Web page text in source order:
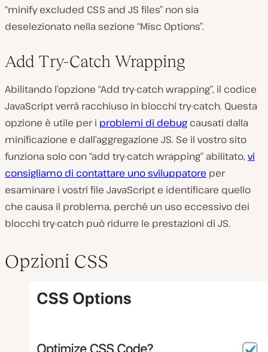
“minify excluded CSS and JS files” non sia
deselezionato nella sezione “Misc Options”.
Add Try-Catch Wrapping
Abilitando l’opzione “Add try-catch wrapping”, il codice
JavaScript verrà racchiuso in blocchi try-catch. Questa
opzione è utile per i problemi di debug causati dalla
minificazione e dall’aggregazione JS. Se il vostro sito
funziona solo con “add try-catch wrapping” abilitato, vi
consigliamo di contattare uno sviluppatore per
esaminare i vostri file JavaScript e identificare quello
che causa il problema, perché un uso eccessivo dei
blocchi try-catch può ridurre le prestazioni di JS.
Opzioni CSS